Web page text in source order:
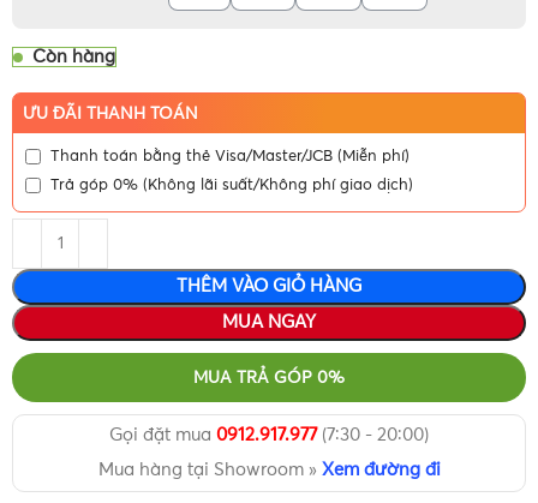
Còn hàng
ƯU ĐÃI THANH TOÁN
Thanh toán bằng thẻ Visa/Master/JCB (Miễn phí)
Trả góp 0% (Không lãi suất/Không phí giao dịch)
THÊM VÀO GIỎ HÀNG
MUA NGAY
MUA TRẢ GÓP 0%
Gọi đặt mua 0912.917.977(7:30 - 20:00)
Mua hàng tại Showroom » Xem đường đi